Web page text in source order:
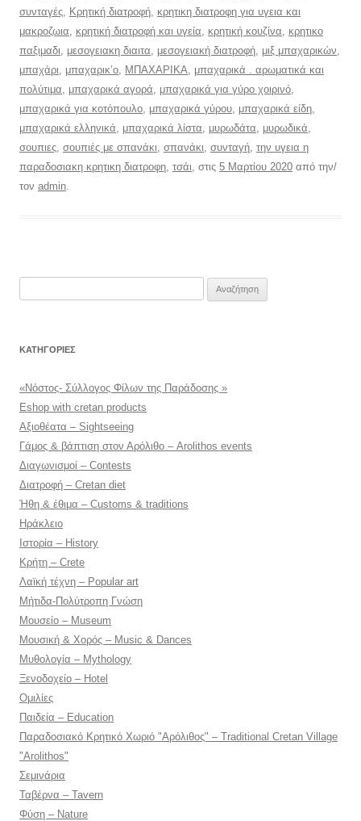
συνταγές
Κρητική διατροφή κρητικη διατροφη για υγεια και
μακροζωια
κρητική διατροφή και υγεία κρητική κουζίνα
κρητικο
παξιμαδι
μεσογειακη διαιτα μεσογειακή διατροφή μιξ μπαχαρικών
μπαχάρι
μπαχαρικ’ο ΜΠΑΧΑΡΙΚΑ
μπαχαρικά . αρωματικά και
πολύτιμα
μπαχαρικά αγορά μπαχαρικά για γύρο χοιρινό
μπαχαρικά για κοτόπουλο μπαχαρικά γύρου μπαχαρικά είδη
μπαχαρικά ελληνικά
μπαχαρικά λίστα μυρωδάτα μυρωδικά
σουπιες σουπιές με σπανάκι σπανάκι συνταγή την υγεια η
παραδοσιακη κρητικη διατροφη τσάι , στις 5 Μαρτίου 2020 από την/
τον admin
KΑΤΗΓΟΡΊΕΣ
«Νόστος- Σύλλογος Φίλων της Παράδοσης »
Eshop with cretan products
Αξιοθέατα – Sightseeing
Γάμος & βάπτιση στον Αρόλιθο – Arolithos events
Διαγωνισμοί – Contests
Διατροφή – Cretan diet
Ήθη & έθιμα – Customs & traditions
Ηράκλειο
Ιστορία – History
Κρήτη – Crete
Λαϊκή τέχνη – Popular art
Μήτιδα-Πολύτροπη Γνώση
Μουσείο – Museum
Μουσική & Χορός – Music & Dances
Μυθολογία – Mythology
Ξενοδοχείο – Hotel
Ομιλίες
Παιδεία – Education
Παραδοσιακό Κρητικό Χωριό "Αρόλιθος" – Traditional Cretan Village
"Arolithos"
Σεμινάρια
Ταβέρνα – Tavern
Φύση – Nature